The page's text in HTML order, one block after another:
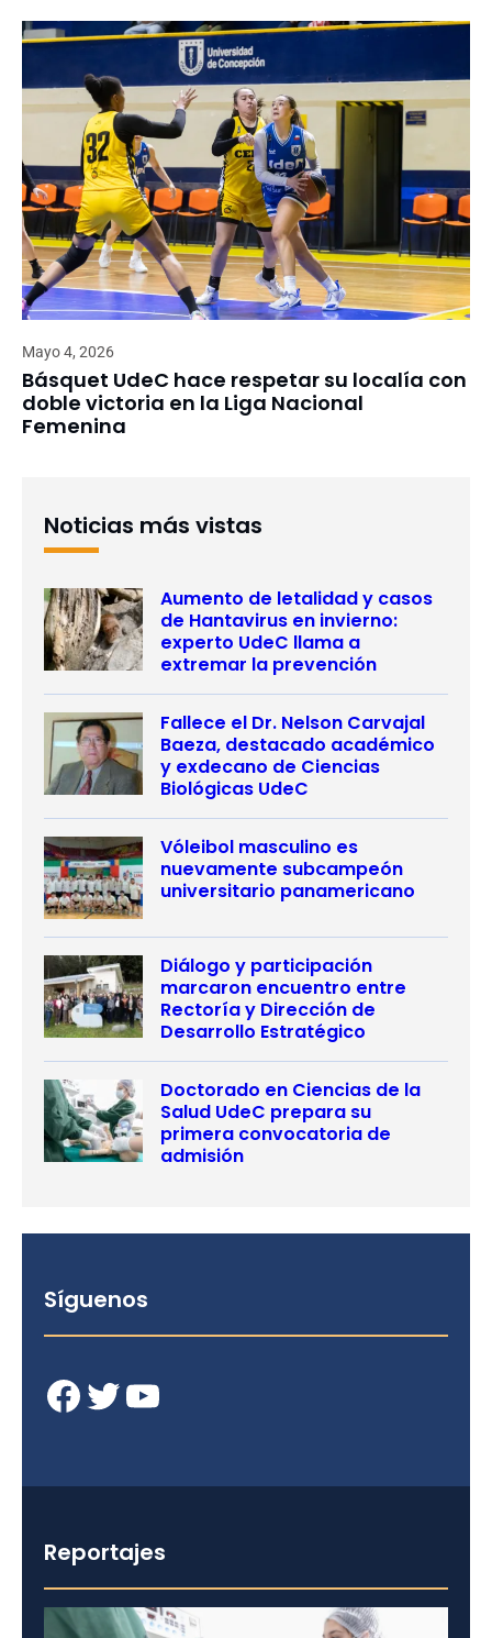
Mayo 4, 2026
Básquet UdeC hace respetar su localía con
doble victoria en la Liga Nacional
Femenina
Noticias más vistas
Aumento de letalidad y casos
de Hantavirus en invierno:
experto UdeC llama a
extremar la prevención
Fallece el Dr. Nelson Carvajal
Baeza, destacado académico
y exdecano de Ciencias
Biológicas UdeC
Vóleibol masculino es
nuevamente subcampeón
universitario panamericano
Diálogo y participación
marcaron encuentro entre
Rectoría y Dirección de
Desarrollo Estratégico
Doctorado en Ciencias de la
Salud UdeC prepara su
primera convocatoria de
admisión
Síguenos
Facebook Twitter YouTube
Reportajes